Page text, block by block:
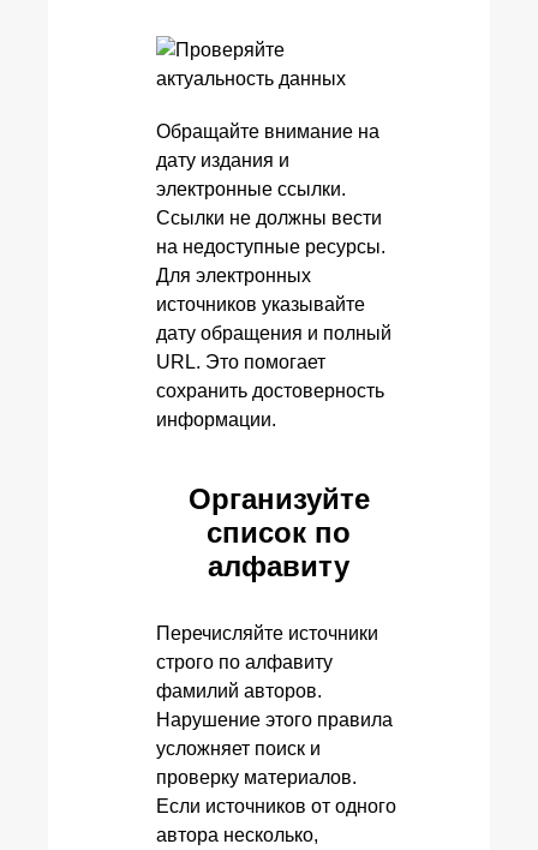
Обращайте внимание на
дату издания и
электронные ссылки.
Ссылки не должны вести
на недоступные ресурсы.
Для электронных
источников указывайте
дату обращения и полный
URL. Это помогает
сохранить достоверность
информации.
Организуйте
список по
алфавиту
Перечисляйте источники
строго по алфавиту
фамилий авторов.
Нарушение этого правила
усложняет поиск и
проверку материалов.
Если источников от одного
автора несколько,